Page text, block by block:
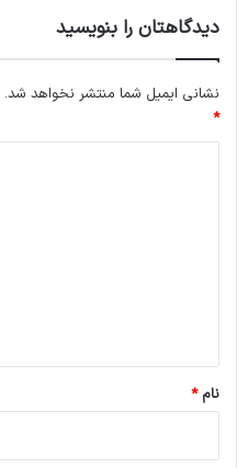
دیدگاهتان را بنویسید
نشانی ایمیل شما منتشر نخواهد شد.
*
نام*